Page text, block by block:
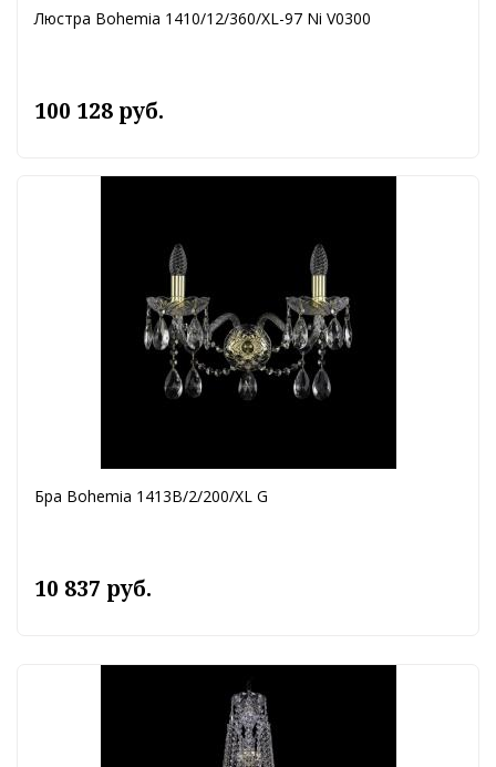
Люстра Bohemia 1410/12/360/XL-97 Ni V0300
100 128 руб.
Бра Bohemia 1413B/2/200/XL G
10 837 руб.